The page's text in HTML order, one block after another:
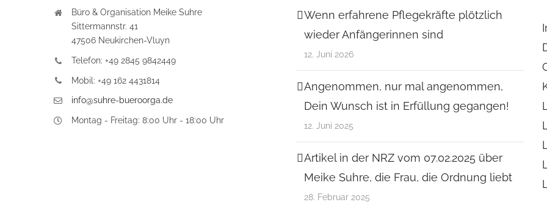
Büro & Organisation Meike Suhre
Sittermannstr. 41
47506 Neukirchen-Vluyn
Telefon: +49 2845 9842449
Mobil: +49 162 4431814
info@suhre-bueroorga.de
Montag - Freitag: 8:00 Uhr - 18:00 Uhr
Wenn erfahrene Pflegekräfte plötzlich
wieder Anfängerinnen sind
12. Juni 2026
Angenommen, nur mal angenommen,
Dein Wunsch ist in Erfüllung gegangen!
12. Juni 2025
Artikel in der NRZ vom 07.02.2025 über
Meike Suhre, die Frau, die Ordnung liebt
28. Februar 2025